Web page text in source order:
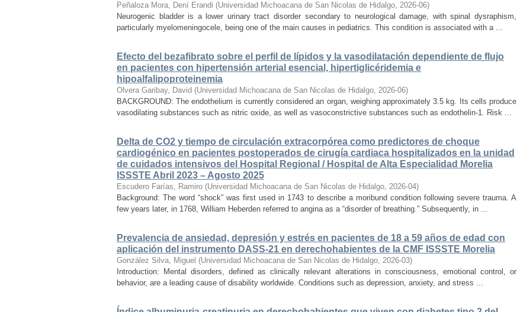
Peñaloza Mora, Dení Erandi (Universidad Michoacana de San Nicolas de Hidalgo, 2026-06)
Neurogenic bladder is a lower urinary tract disorder secondary to neurological damage, with spinal dysraphism,
particularly myelomeningocele, being one of the main causes in pediatrics. This condition is associated with a ...
Efecto del bezafibrato sobre el perfil de lípidos y la vasodilatación dependiente de flujo
en pacientes con hipertensión arterial esencial, hipertiglicéridemia e
hipoalfalipoproteinemia
Olvera Garibay, David (Universidad Michoacana de San Nicolas de Hidalgo, 2026-06)
BACKGROUND: The endothelium is currently considered an organ, weighing approximately 3.5 kg. Its cells produce
vasodilating substances such as nitric oxide, as well as vasoconstrictive substances such as endothelin-1. Risk ...
Delta de CO2 y tiempo de circulación extracorpórea como predictores de choque
cardiogénico en pacientes postoperados de cirugía cardiaca hospitalizados en la unidad
de cuidados intensivos del Hospital Regional / Hospital de Alta Especialidad Morelia
ISSSTE Abril 2023 – Agosto 2025
Escudero Farías, Ramiro (Universidad Michoacana de San Nicolas de Hidalgo, 2026-04)
Background: The word “shock” was first used in 1743 to describe a moribund condition following severe trauma. A
few years later, in 1768, William Heberden referred to angina as a “disorder of breathing.” Subsequently, in ...
Prevalencia de ansiedad, depresión y estrés en pacientes de 18 a 59 años de edad con
aplicación del instrumento DASS-21 en derechohabientes de la CMF ISSSTE Morelia
González Silva, Miguel (Universidad Michoacana de San Nicolas de Hidalgo, 2026-03)
Introduction: Mental disorders, defined as clinically relevant alterations in consciousness, emotional control, or
behavior, are a leading cause of disability worldwide. Conditions such as depression, anxiety, and stress ...